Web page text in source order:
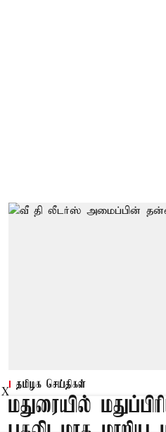
தமிழக செய்திகள்
மதுரையில்
X